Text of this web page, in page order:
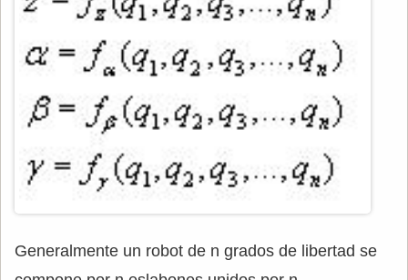
Generalmente un robot de n grados de libertad se